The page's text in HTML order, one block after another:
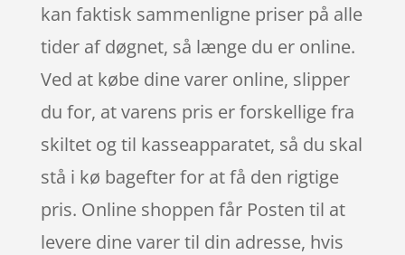
kan faktisk sammenligne priser på alle
tider af døgnet, så længe du er online.
Ved at købe dine varer online, slipper
du for, at varens pris er forskellige fra
skiltet og til kasseapparatet, så du skal
stå i kø bagefter for at få den rigtige
pris. Online shoppen får Posten til at
levere dine varer til din adresse, hvis